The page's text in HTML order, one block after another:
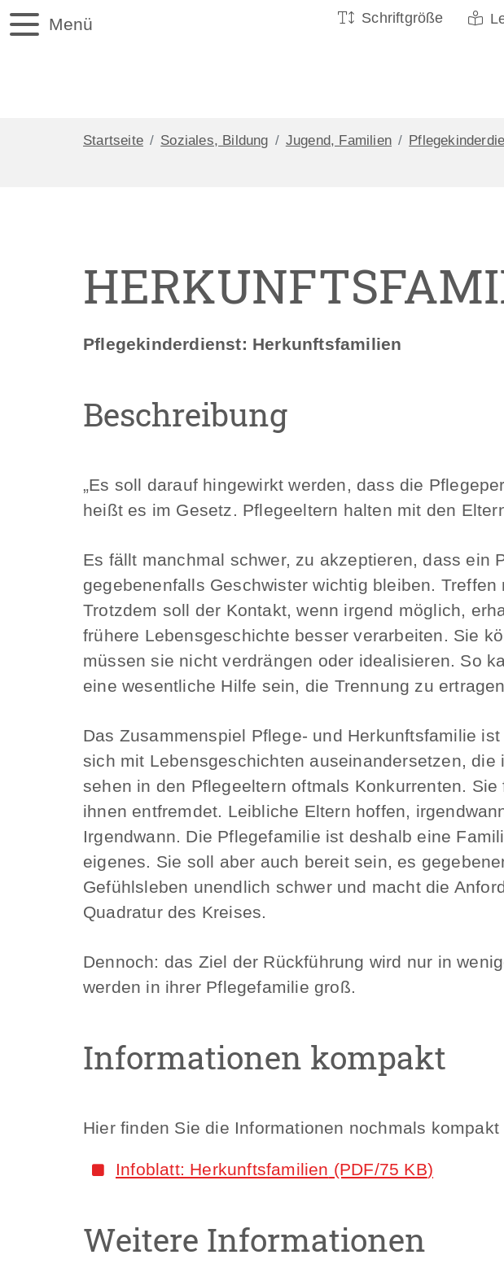
Menü Schriftgröße
Startseite Soziales, Bildung Jugend, Familien
Pflegekinderdienst: Herkunftsfamilien
Beschreibung
„Es soll darauf hingewirkt werden, dass die
heißt es im Gesetz. Pflegeeltern halten mit den
Es fällt manchmal schwer, zu akzeptieren, dass ein
gegebenenfalls Geschwister wichtig bleiben.
Trotzdem soll der Kontakt, wenn irgend möglich,
frühere Lebensgeschichte besser verarbeiten. Sie
müssen sie nicht verdrängen oder idealisieren. So
eine wesentliche Hilfe sein, die Trennung zu
Das Zusammenspiel Pflege- und Herkunftsfamilie
sich mit Lebensgeschichten auseinandersetzen,
sehen in den Pflegeeltern oftmals Konkurrenten.
ihnen entfremdet. Leibliche Eltern hoffen,
Irgendwann. Die Pflegefamilie ist deshalb eine
eigenes. Sie soll aber auch bereit sein, es
Gefühlsleben unendlich schwer und macht die
Quadratur des Kreises.
Dennoch: das Ziel der Rückführung wird nur in
werden in ihrer Pflegefamilie groß.
Informationen kompakt
Hier finden Sie die Informationen nochmals kompakt
Infoblatt: Herkunftsfamilien (PDF/75 KB)
Weitere Informationen